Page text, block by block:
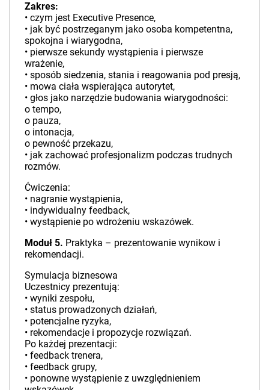
Zakres:
• czym jest Executive Presence,
• jak być postrzeganym jako osoba kompetentna,
spokojna i wiarygodna,
• pierwsze sekundy wystąpienia i pierwsze
wrażenie,
• sposób siedzenia, stania i reagowania pod presją,
• mowa ciała wspierająca autorytet,
• głos jako narzędzie budowania wiarygodności:
o tempo,
o pauza,
o intonacja,
o pewność przekazu,
• jak zachować profesjonalizm podczas trudnych
rozmów.
Ćwiczenia:
• nagranie wystąpienia,
• indywidualny feedback,
• wystąpienie po wdrożeniu wskazówek.
Moduł 5. Praktyka – prezentowanie wynikow i
rekomendacji.
Symulacja biznesowa
Uczestnicy prezentują:
• wyniki zespołu,
• status prowadzonych działań,
• potencjalne ryzyka,
• rekomendacje i propozycje rozwiązań.
Po każdej prezentacji:
• feedback trenera,
• feedback grupy,
• ponowne wystąpienie z uwzględnieniem